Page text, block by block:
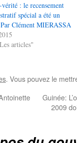
: le recensement
spécial a été un
Clément MIERASSA
articles"
. Vous pouvez le
Guinée:
2009